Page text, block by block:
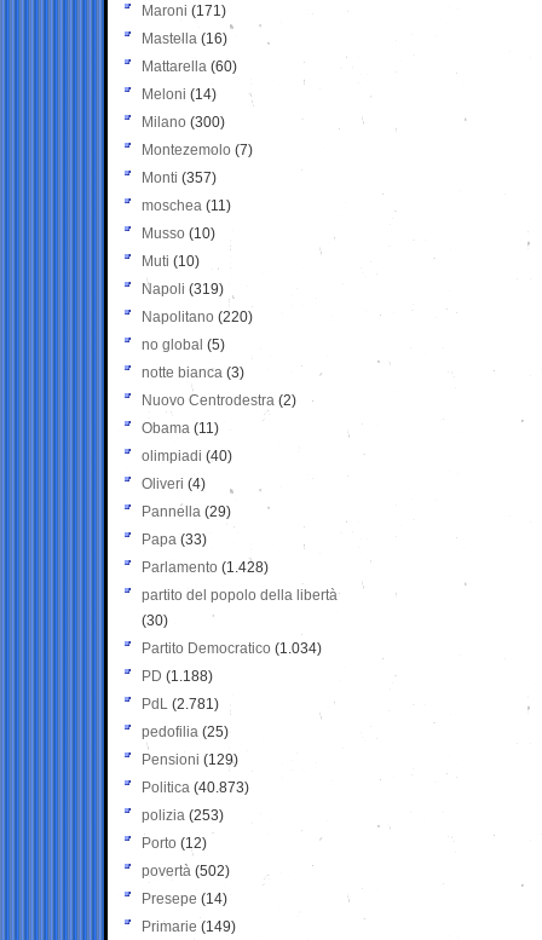
Maroni (171)
Mastella (16)
Mattarella (60)
Meloni (14)
Milano (300)
Montezemolo (7)
Monti (357)
moschea (11)
Musso (10)
Muti (10)
Napoli (319)
Napolitano (220)
no global (5)
notte bianca (3)
Nuovo Centrodestra (2)
Obama (11)
olimpiadi (40)
Oliveri (4)
Pannella (29)
Papa (33)
Parlamento (1.428)
partito del popolo della libertà
(30)
Partito Democratico (1.034)
PD (1.188)
PdL (2.781)
pedofilia (25)
Pensioni (129)
Politica (40.873)
polizia (253)
Porto (12)
povertà (502)
Presepe (14)
Primarie (149)